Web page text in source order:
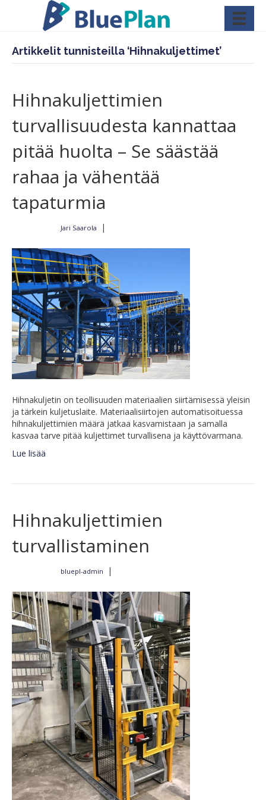
Artikkelit tunnisteilla ‘Hihnakuljettimet’
Hihnakuljettimien
turvallisuudesta kannattaa
pitää huolta – Se säästää
rahaa ja vähentää
tapaturmia
Jari Saarola |
Hihnakuljetin on teollisuuden materiaalien siirtämisessä yleisin
ja tärkein kuljetuslaite. Materiaalisiirtojen automatisoituessa
hihnakuljettimien määrä jatkaa kasvamistaan ja samalla
kasvaa tarve pitää kuljettimet turvallisena ja käyttövarmana.
Lue lisää
Hihnakuljettimien
turvallistaminen
bluepl-admin |